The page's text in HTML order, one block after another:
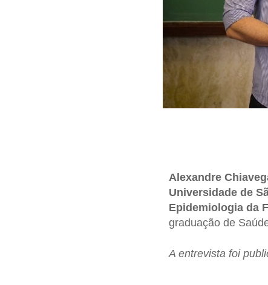
Alexandre
Universidade de
Epidemiologia da
graduação de
A entrevista foi